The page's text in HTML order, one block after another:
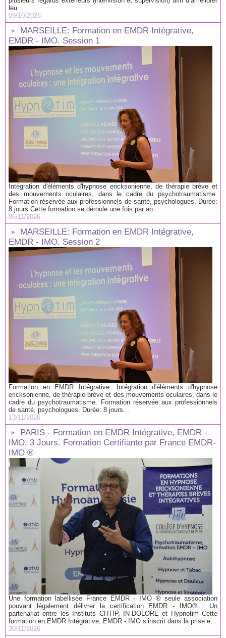
leu...
09/10/2026
MARSEILLE: Formation en EMDR Intégrative,
EMDR - IMO. Session 1
Intégration d'éléments d'hypnose ericksonienne, de thérapie brève et
des mouvements oculaires, dans le cadre du psychotraumatisme.
Formation réservée aux professionnels de santé, psychologues. Durée:
8 jours Cette formation se déroule une fois par an...
06/11/2026
MARSEILLE: Formation en EMDR Intégrative,
EMDR - IMO. Session 2
Formation en EMDR Intégrative: Intégration d'éléments d'hypnose
ericksonienne, de thérapie brève et des mouvements oculaires, dans le
cadre du psychotraumatisme. Formation réservée aux professionnels
de santé, psychologues. Durée: 8 jours...
13/11/2026
PARIS - Formation en EMDR Intégrative, EMDR -
IMO, 3 Jours. Formation Certifiante par France EMDR-
IMO ®
Une formation labellisée France EMDR - IMO ® seule association
pouvant légalement délivrer la certification EMDR - IMO® . Un
partenariat entre les Instituts CHTIP, IN-DOLORE et Hypnotim Cette
formation en EMDR Intégrative, EMDR - IMO s’inscrit dans la prise e...
30/11/2026